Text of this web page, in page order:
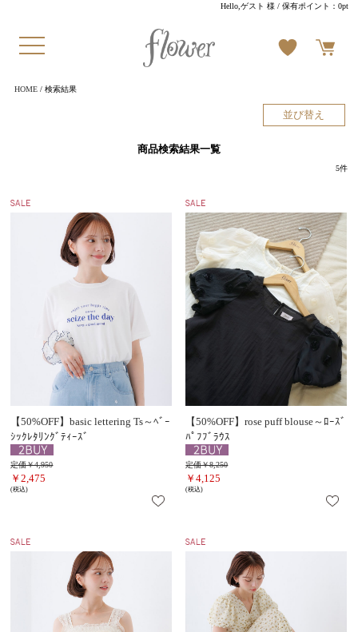
Hello,ゲスト 様 / 保有ポイント：0pt
HOME/ 検索結果
並び替え
商品検索結果一覧
5件
【50%OFF】basic lettering Ts～ﾍﾞｰ
ｼｯｸﾚﾀﾘﾝｸﾞﾃｨｰｽﾞ
定価￥4,950
￥2,475
(税込)
【50%OFF】rose puff blouse～ﾛｰｽﾞ
ﾊﾟﾌﾌﾞﾗｳｽ
定価￥8,250
￥4,125
(税込)